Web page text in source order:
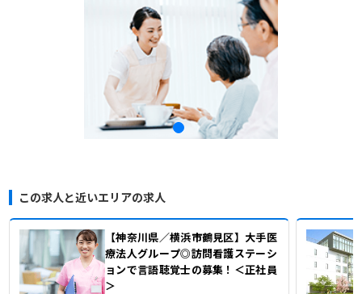
この求人と近いエリアの求人
【神奈川県／横浜市鶴見区】大手医
療法人グループ◎訪問看護ステーシ
ョンで言語聴覚士の募集！＜正社員
＞